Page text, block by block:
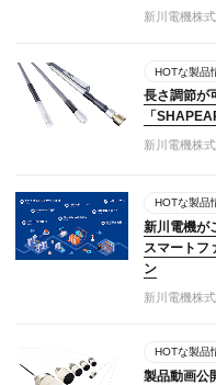
新川電機株
HOTな製品
長さ調節が
「
新川電機株
HOTな製品
新川電機が
スマートフ
ン
新川電機株
HOTな製品
製品動画公